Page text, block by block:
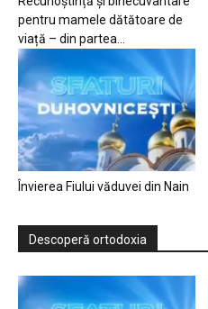
pentru mamele dătătoare de
viață – din partea...
Învierea Fiului văduvei din Nain
Descoperă ortodoxia